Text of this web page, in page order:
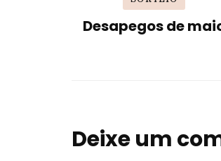
Desapegos de
Deixe um